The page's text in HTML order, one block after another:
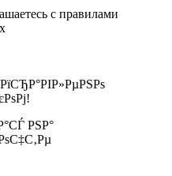
с правилами
РЅР°